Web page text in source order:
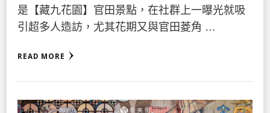
是【藏九花園】官田景點，在社群上一曝光就吸
引超多人造訪，尤其花期又與官田菱角 …
READ MORE